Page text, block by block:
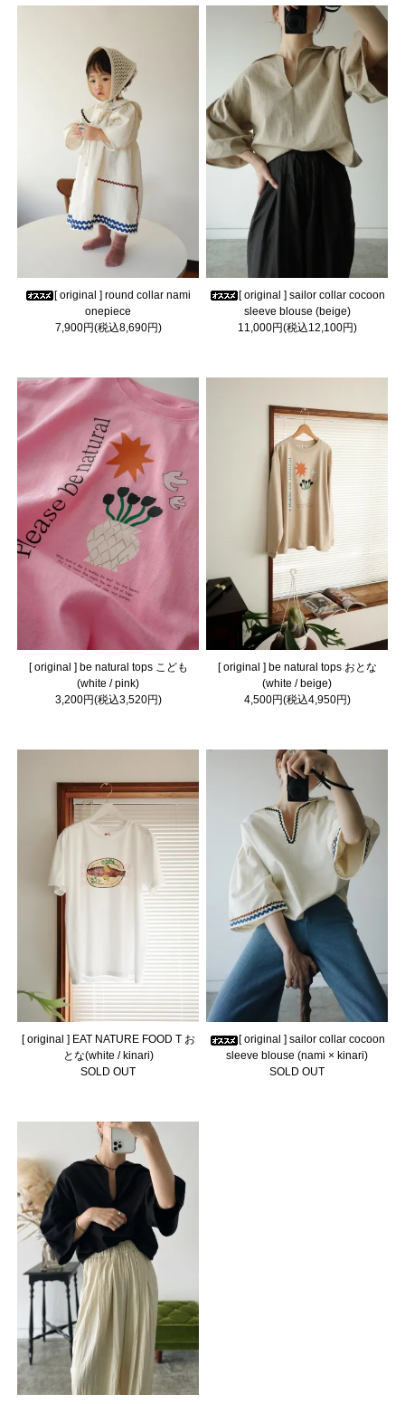
[ original ] round collar nami
onepiece
7,900円(税込8,690円)
[ original ] sailor collar cocoon
sleeve blouse (beige)
11,000円(税込12,100円)
[ original ] be natural tops こども
(white / pink)
3,200円(税込3,520円)
[ original ] be natural tops おとな
(white / beige)
4,500円(税込4,950円)
[ original ] EAT NATURE FOOD T お
とな(white / kinari)
SOLD OUT
[ original ] sailor collar cocoon
sleeve blouse (nami × kinari)
SOLD OUT